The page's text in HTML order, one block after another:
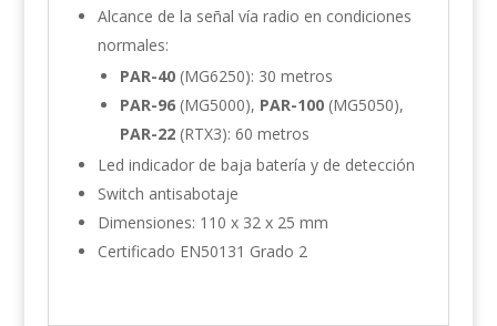
Alcance de la señal vía radio en condiciones
normales:
PAR-40(MG6250): 30 metros
PAR-96(MG5000), PAR-100(MG5050),
PAR-22(RTX3): 60 metros
Led indicador de baja batería y de detección
Switch antisabotaje
Dimensiones: 110 x 32 x 25 mm
Certificado EN50131 Grado 2